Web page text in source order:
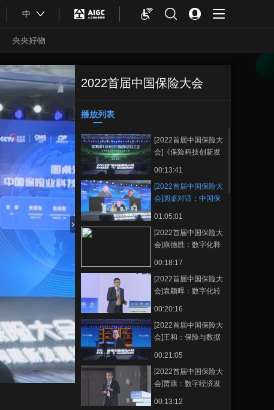
中
央央好物
综合体育 亚冬会
艺术 汽车 5G 产业+
才艺 网展 央央好物
2022首届中国保险大会
播放列表
正在播放
[2022首届中国保
[2022首届中国保险大
会]《保险科技创新发
00:13:41
[2022首届中国保险大
会]圆桌对话：中国保
何苗、朱兵、程宏
01:05:01
[2022首届中国保险大
会]康德胜：数字化释
00:18:17
[2022首届中国保险大
会]袁颖晖：数字化转
Together
00:20:16
[2022首届中国保险大
会]王和：保险与数据
00:21:05
[2022首届中国保险大
会]贾康：数字经济发
00:13:12